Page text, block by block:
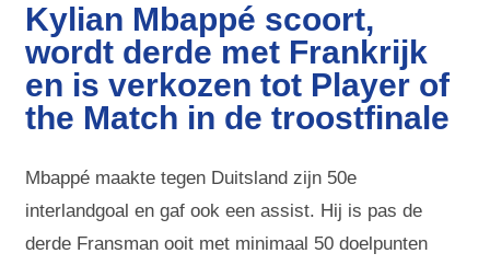
Kylian Mbappé scoort,
wordt derde met Frankrijk
en is verkozen tot Player of
the Match in de troostfinale
Mbappé maakte tegen Duitsland zijn 50e
interlandgoal en gaf ook een assist. Hij is pas de
derde Fransman ooit met minimaal 50 doelpunten